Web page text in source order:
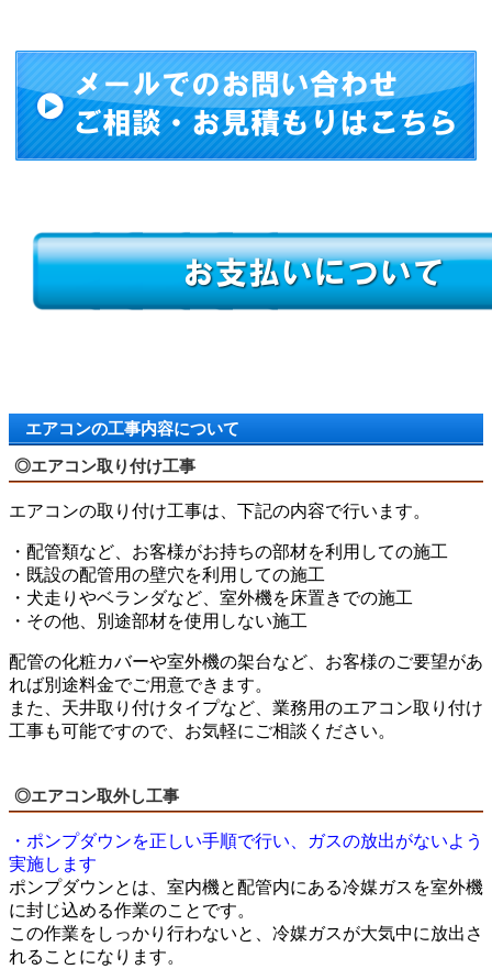
エアコンの工事内容について
◎エアコン取り付け工事
エアコンの取り付け工事は、下記の内容で行います。
・配管類など、お客様がお持ちの部材を利用しての施工
・既設の配管用の壁穴を利用しての施工
・犬走りやベランダなど、室外機を床置きでの施工
・その他、別途部材を使用しない施工
配管の化粧カバーや室外機の架台など、お客様のご要望があ
れば別途料金でご用意できます。
また、天井取り付けタイプなど、業務用のエアコン取り付け
工事も可能ですので、お気軽にご相談ください。
◎エアコン取外し工事
・ポンプダウンを正しい手順で行い、ガスの放出がないよう
実施します
ポンプダウンとは、室内機と配管内にある冷媒ガスを室外機
に封じ込める作業のことです。
この作業をしっかり行わないと、冷媒ガスが大気中に放出さ
れることになります。